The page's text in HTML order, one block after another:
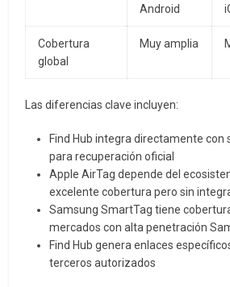
Android
Cobertura
global
Muy amplia
Las diferencias clave incluyen:
Find Hub integra directamente con
para recuperación oficial
Apple AirTag depende del
excelente cobertura pero sin
Samsung SmartTag tiene
mercados con alta penetración
Find Hub genera enlaces
terceros autorizados